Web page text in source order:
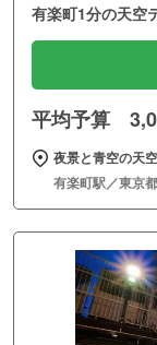
有楽町1分の天空
平均予算
夜景と青空の天
有楽町駅／東京都